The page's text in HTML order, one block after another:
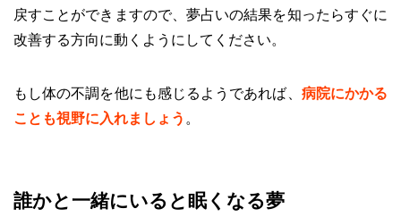
戻すことができますので、夢占いの結果を知ったらすぐに
改善する方向に動くようにしてください。
もし体の不調を他にも感じるようであれば、 病院にかかる
ことも視野に入れましょう 。
誰かと一緒にいると眠くなる夢